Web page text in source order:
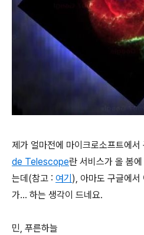
제가 얼마전에 마이크로소프트에
de Telescope란 서비스가 올 봄
는데(참고 : 여기), 아마도 구글에서
가... 하는 생각이 드네요.
민, 푸른하늘